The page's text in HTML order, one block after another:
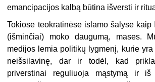
emancipacijos kalbą būtina išversti ir
Tokiose teokratinėse islamo šalyse kaip
(išminčiai) moko daugumą, mases.
medijos lemia politikų lygmenį, kurie
neišsilavinę, dar ir todėl, kad
priverstinai reguliuoja mąstymą ir iš